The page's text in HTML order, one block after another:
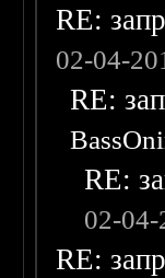
RE:
02-04-
RE:
RE:
02-
RE: